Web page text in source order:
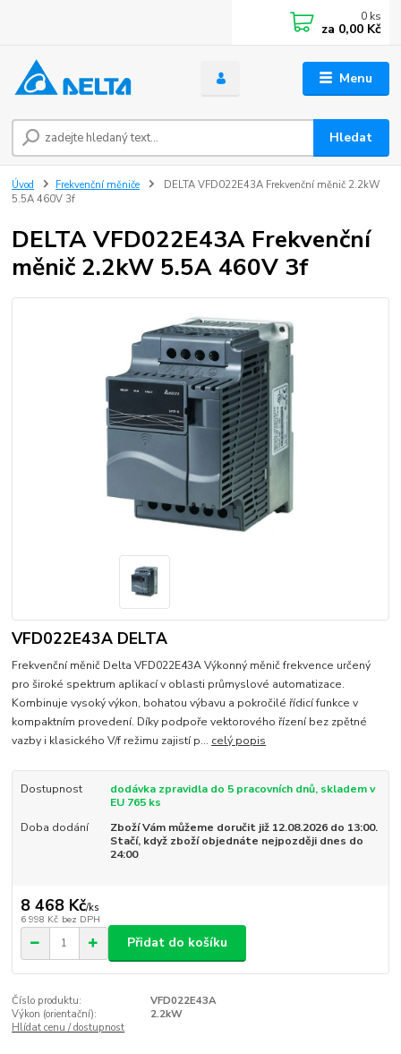
Menu
Hledat
0 ks
za 0,00 Kč
Úvod Frekvenční měniče
DELTA VFD022E43A Frekvenční měnič 2.2kW
5.5A 460V 3f
DELTA VFD022E43A Frekvenční
měnič 2.2kW 5.5A 460V 3f
VFD022E43A DELTA
Frekvenční měnič Delta VFD022E43A Výkonný měnič frekvence určený
pro široké spektrum aplikací v oblasti průmyslové automatizace.
Kombinuje vysoký výkon, bohatou výbavu a pokročilé řídicí funkce v
kompaktním provedení. Díky podpoře vektorového řízení bez zpětné
vazby i klasického V/f režimu zajistí p... celý popis
Dostupnost
dodávka zpravidla do 5 pracovních dnů, skladem v
EU 765 ks
Doba dodání
Zboží Vám můžeme doručit již 12.08.2026 do 13:00.
Stačí, když zboží objednáte nejpozději dnes do
24:00
8 468 Kč/ks
6 998 Kč bez DPH
Přidat do košíku
Číslo produktu:
VFD022E43A
Výkon (orientační):
2.2kW
Hlídat cenu / dostupnost